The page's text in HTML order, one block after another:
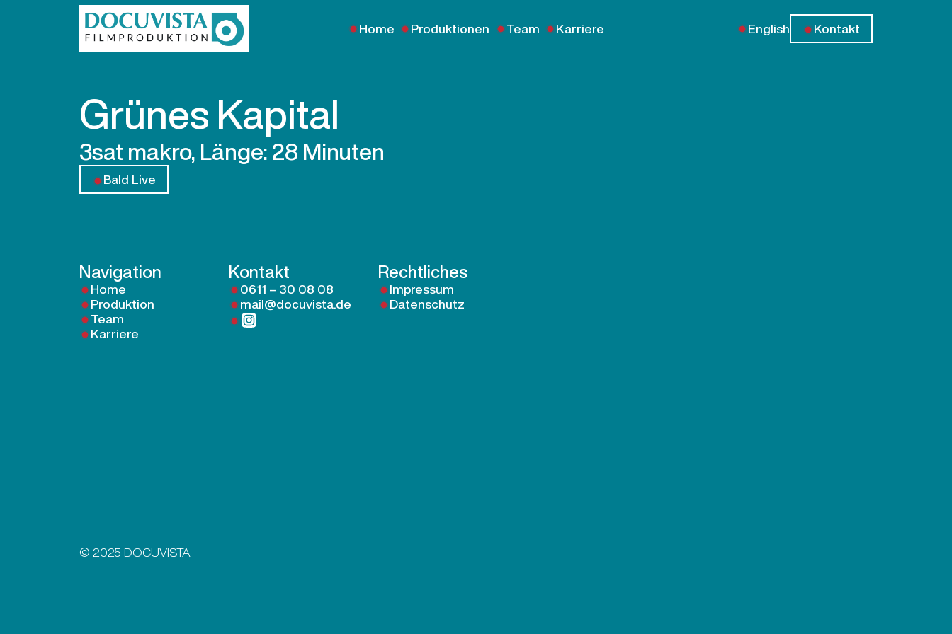
Home Produktionen Team Karriere English Kontakt
Grünes Kapital
3sat makro, Länge: 28 Minuten
Bald Live
Navigation
Home
Produktion
Team
Karriere
Kontakt
0611 – 30 08 08
mail@docuvista.de
Rechtliches
Impressum
Datenschutz
© 2025 DOCUVISTA